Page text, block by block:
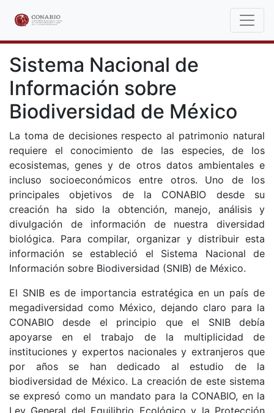
Sistema Nacional de
Información sobre
Biodiversidad de México
La toma de decisiones respecto al patrimonio natural
requiere el conocimiento de las especies, de los
ecosistemas, genes y de otros datos ambientales e
incluso socioeconómicos entre otros. Uno de los
principales objetivos de la CONABIO desde su
creación ha sido la obtención, manejo, análisis y
divulgación de información de nuestra diversidad
biológica. Para compilar, organizar y distribuir esta
información se estableció el Sistema Nacional de
Información sobre Biodiversidad (SNIB) de México.
El SNIB es de importancia estratégica en un país de
megadiversidad como México, dejando claro para la
CONABIO desde el principio que el SNIB debía
apoyarse en el trabajo de la multiplicidad de
instituciones y expertos nacionales y extranjeros que
por años se han dedicado al estudio de la
biodiversidad de México. La creación de este sistema
se expresó como un mandato para la CONABIO, en la
Ley General del Equilibrio Ecológico y la Protección